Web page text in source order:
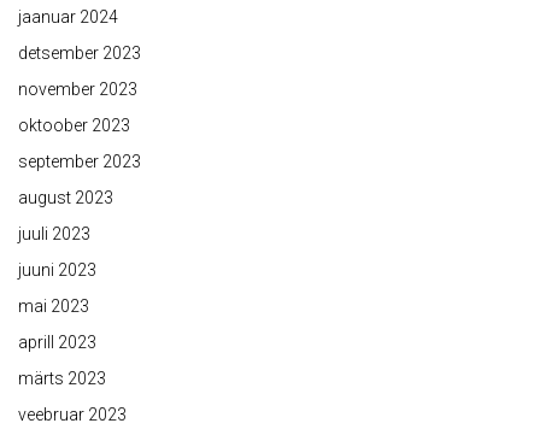
jaanuar 2024
detsember 2023
november 2023
oktoober 2023
september 2023
august 2023
juuli 2023
juuni 2023
mai 2023
aprill 2023
märts 2023
veebruar 2023